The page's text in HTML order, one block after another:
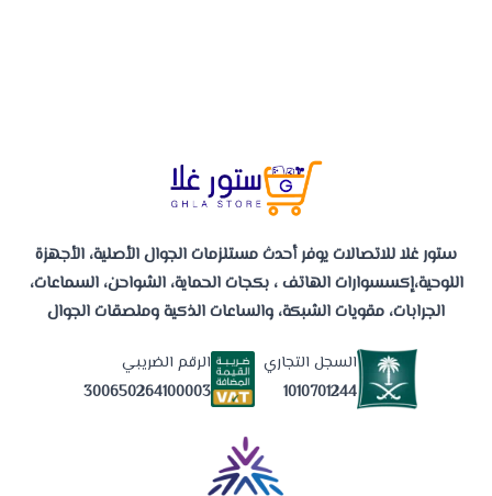
ستور غلا للاتصالات يوفر أحدث مستلزمات الجوال الأصلية، الأجهزة
اللوحية،إكسسوارات الهاتف ، بكجات الحماية، الشواحن، السماعات،
الجرابات، مقويات الشبكة، والساعات الذكية وملصقات الجوال
السجل التجاري
1010701244
الرقم الضريبي
300650264100003